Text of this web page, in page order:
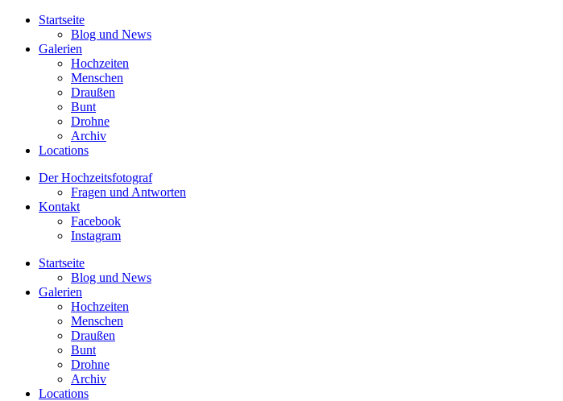
Startseite
Blog und News
Galerien
Hochzeiten
Menschen
Draußen
Bunt
Drohne
Archiv
Locations
Der Hochzeitsfotograf
Fragen und Antworten
Kontakt
Facebook
Instagram
Startseite
Blog und News
Galerien
Hochzeiten
Menschen
Draußen
Bunt
Drohne
Archiv
Locations